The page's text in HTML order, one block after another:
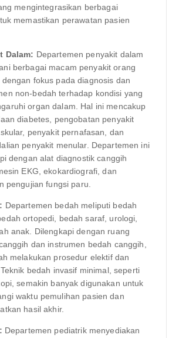
mengintegrasikan berbagai
memastikan perawatan pasien
Dalam: Departemen penyakit dalam
berbagai macam penyakit orang
dengan fokus pada diagnosis dan
non-bedah terhadap kondisi yang
organ dalam. Hal ini mencakup
diabetes, pengobatan penyakit
penyakit pernafasan, dan
penyakit menular. Departemen ini
dengan alat diagnostik canggih
EKG, ekokardiografi, dan
pengujian fungsi paru.
Departemen bedah meliputi bedah
ortopedi, bedah saraf, urologi,
anak. Dilengkapi dengan ruang
dan instrumen bedah canggih,
melakukan prosedur elektif dan
bedah invasif minimal, seperti
semakin banyak digunakan untuk
waktu pemulihan pasien dan
hasil akhir.
Departemen pediatrik menyediakan